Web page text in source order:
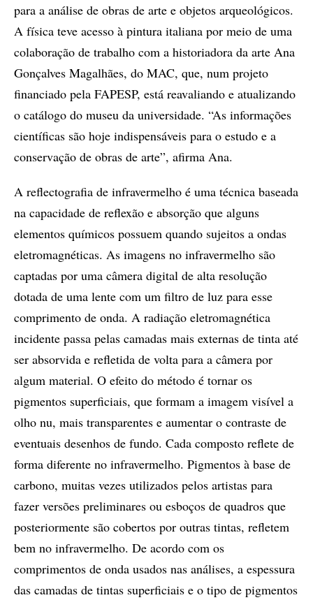
para a análise de obras de arte e objetos arqueológicos.
A física teve acesso à pintura italiana por meio de uma
colaboração de trabalho com a historiadora da arte Ana
Gonçalves Magalhães, do MAC, que, num projeto
financiado pela FAPESP, está reavaliando e atualizando
o catálogo do museu da universidade. “As informações
científicas são hoje indispensáveis para o estudo e a
conservação de obras de arte”, afirma Ana.
A reflectografia de infravermelho é uma técnica baseada
na capacidade de reflexão e absorção que alguns
elementos químicos possuem quando sujeitos a ondas
eletromagnéticas. As imagens no infravermelho são
captadas por uma câmera digital de alta resolução
dotada de uma lente com um filtro de luz para esse
comprimento de onda. A radiação eletromagnética
incidente passa pelas camadas mais externas de tinta até
ser absorvida e refletida de volta para a câmera por
algum material. O efeito do método é tornar os
pigmentos superficiais, que formam a imagem visível a
olho nu, mais transparentes e aumentar o contraste de
eventuais desenhos de fundo. Cada composto reflete de
forma diferente no infravermelho. Pigmentos à base de
carbono, muitas vezes utilizados pelos artistas para
fazer versões preliminares ou esboços de quadros que
posteriormente são cobertos por outras tintas, refletem
bem no infravermelho. De acordo com os
comprimentos de onda usados nas análises, a espessura
das camadas de tintas superficiais e o tipo de pigmentos